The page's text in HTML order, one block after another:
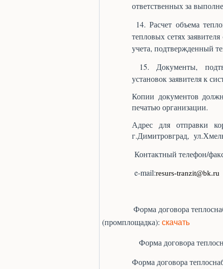
ответственных за
14. Расчет объема
тепловых сетях
учета, подтвержденный
15. Документы,
установок заявителя к
Копии документов
печатью организации.
Адрес для отправки
г.Димитровград,
Контактный телефон/
e-mail:resurs-tranzit@bk.ru
Форма договора
(промплощадка): скачать
Форма договора
Форма договора